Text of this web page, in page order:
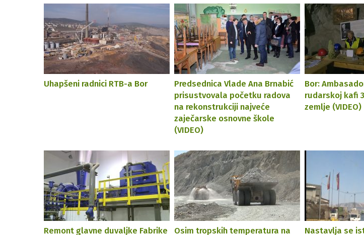
Uhapšeni radnici RTB-a Bor
Predsednica Vlade Ana Brnabić
prisustvovala početku radova
na rekonstrukciji najveće
zaječarske osnovne škole
(VIDEO)
Bor:
rudarskoj kafi
zemlje (VIDEO)
Remont glavne duvaljke Fabrike
Osim tropskih temperatura na
Nastavlja se